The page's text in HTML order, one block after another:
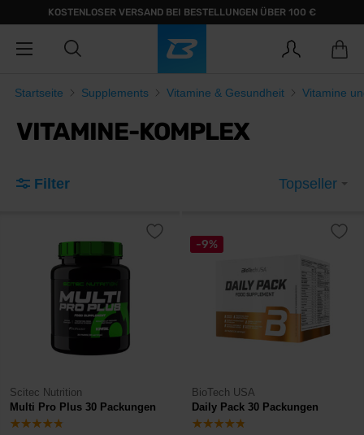
KOSTENLOSER VERSAND BEI BESTELLUNGEN ÜBER 100 €
Startseite Supplements Vitamine & Gesundheit Vitamine
VITAMINE-KOMPLEX
Filter Topseller
Scitec Nutrition
Multi Pro Plus 30 Packungen
-9%
BioTech USA
Daily Pack 30 Packungen